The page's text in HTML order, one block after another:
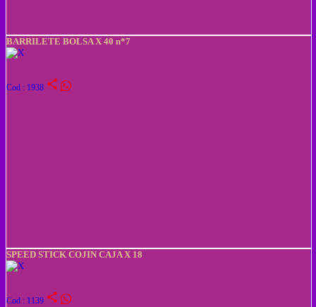
BARRILETE BOLSA X 40 n*7
Cod : 1938 share
SPEED STICK COJIN CAJA X 18
Cod : 1139 share